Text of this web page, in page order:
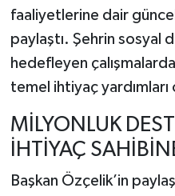
faaliyetlerine dair
paylaştı. Şehrin sosyal
hedefleyen
temel ihtiyaç yardımları
MİLYONLUK
İHTİYAÇ
Başkan Özçelik’in